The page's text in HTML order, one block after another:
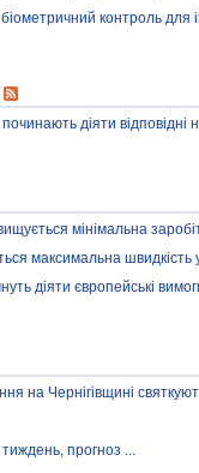
контроль для
діяти
мінімальна
максимальна швидкість
діяти європейські
на Чернігівщині
тиждень, прогноз ...